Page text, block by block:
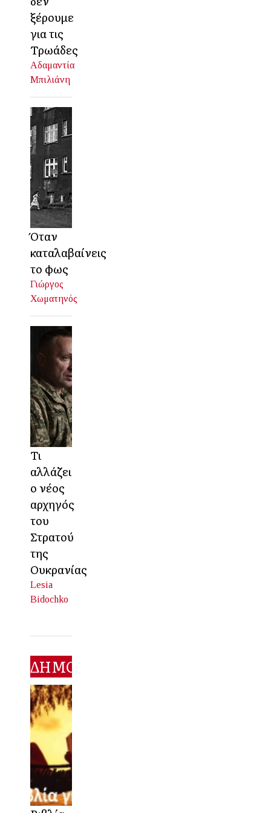
ξέρουμε
για τις
Τρωάδες
Αδαμαντία
Μπιλιάνη
Όταν
καταλαβαίνεις
το φως
Γιώργος
Χωματηνός
Τι
αλλάζει
ο νέος
αρχηγός
του
Στρατού
της
Ουκρανίας
Lesia
Bidochko
ΔΗΜΟΦΙΛΕΣΤΕΡΑ